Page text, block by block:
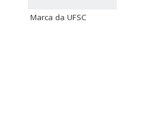
Marca da UFSC